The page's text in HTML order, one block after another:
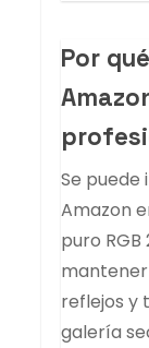
Por
Se
Amazon
puro
reflejos y
galería